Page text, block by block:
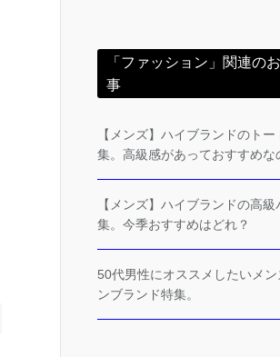
「ファッション」関連の
事
【メンズ】ハイブランドのト
集。高級感があっておすすめな
【メンズ】ハイブランドの高
集。今季おすすめはどれ？
50代男性にオススメしたいメン
ンブランド特集。